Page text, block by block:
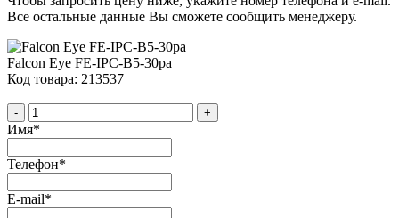
Все остальные данные Вы сможете сообщить менеджеру.
Falcon Eye FE-IPC-B5-30pa
Код товара: 213537
- +
Имя*
Телефон*
E-mail*